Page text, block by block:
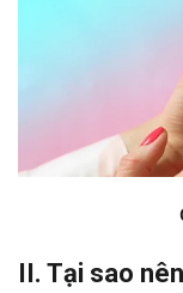
II. Tại sao